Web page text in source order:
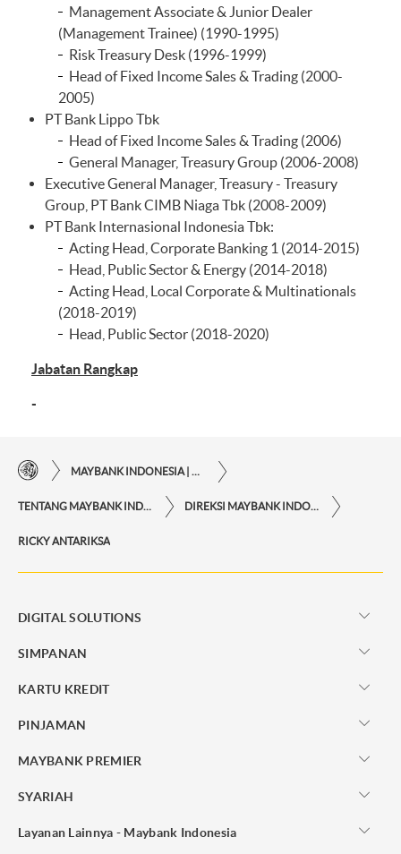
Management Associate & Junior Dealer
(Management Trainee) (1990-1995)
Risk Treasury Desk (1996-1999)
Head of Fixed Income Sales & Trading (2000-
2005)
PT Bank Lippo Tbk
Head of Fixed Income Sales & Trading (2006)
General Manager, Treasury Group (2006-2008)
Executive General Manager, Treasury - Treasury
Group, PT Bank CIMB Niaga Tbk (2008-2009)
PT Bank Internasional Indonesia Tbk:
Acting Head, Corporate Banking 1 (2014-2015)
Head, Public Sector & Energy (2014-2018)
Acting Head, Local Corporate & Multinationals
(2018-2019)
Head, Public Sector (2018-2020)
Jabatan Rangkap
-
MAYBANK INDONESIA | KEMUDAHAN TRANSAKSI FINANSIAL DI UJUNG JARI ANDA
TENTANG MAYBANK INDONESIA DIREKSI MAYBANK INDONESIA
RICKY ANTARIKSA
DIGITAL SOLUTIONS
SIMPANAN
KARTU KREDIT
PINJAMAN
MAYBANK PREMIER
SYARIAH
Layanan Lainnya - Maybank Indonesia